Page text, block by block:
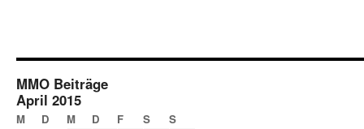
MMO Beiträge
April 2015
M D M D F S S